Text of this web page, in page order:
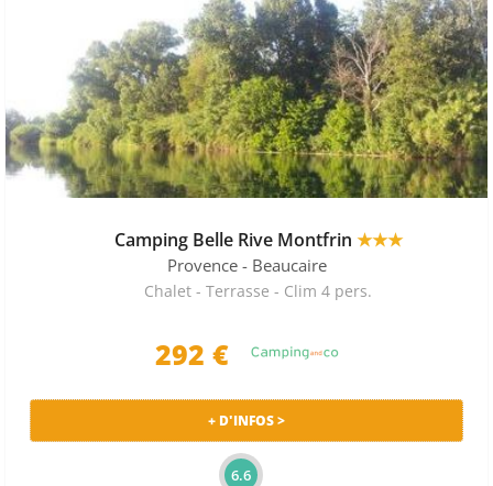
Camping Belle Rive Montfrin ★★★
Provence - Beaucaire
Chalet - Terrasse - Clim 4 pers.
292 €
+ D'INFOS >
6.6